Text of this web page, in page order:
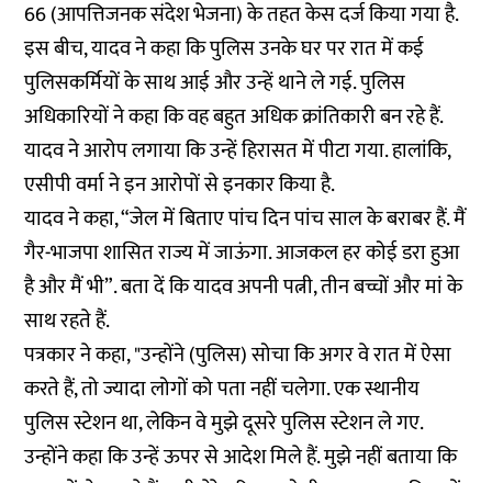
66 (आपत्तिजनक संदेश भेजना) के तहत केस दर्ज किया गया है.
इस बीच, यादव ने कहा कि पुलिस उनके घर पर रात में कई
पुलिसकर्मियों के साथ आई और उन्हें थाने ले गई. पुलिस
अधिकारियों ने कहा कि वह बहुत अधिक क्रांतिकारी बन रहे हैं.
यादव ने आरोप लगाया कि उन्हें हिरासत में पीटा गया. हालांकि,
एसीपी वर्मा ने इन आरोपों से इनकार किया है.
यादव ने कहा, “जेल में बिताए पांच दिन पांच साल के बराबर हैं. मैं
गैर-भाजपा शासित राज्य में जाऊंगा. आजकल हर कोई डरा हुआ
है और मैं भी”. बता दें कि यादव अपनी पत्नी, तीन बच्चों और मां के
साथ रहते हैं.
पत्रकार ने कहा, "उन्होंने (पुलिस) सोचा कि अगर वे रात में ऐसा
करते हैं, तो ज्यादा लोगों को पता नहीं चलेगा. एक स्थानीय
पुलिस स्टेशन था, लेकिन वे मुझे दूसरे पुलिस स्टेशन ले गए.
उन्होंने कहा कि उन्हें ऊपर से आदेश मिले हैं. मुझे नहीं बताया कि